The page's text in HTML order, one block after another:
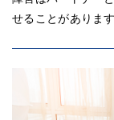
せることがありま